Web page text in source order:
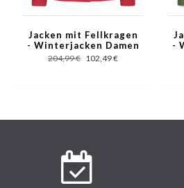
- Standard Pelzkragen: Groß
Hinweis!Der Pelzkragen ist ein
Jacken mit Fellkragen
- Winterjacken Damen
Kurz - Rot
204,99 € 102,49 €
-